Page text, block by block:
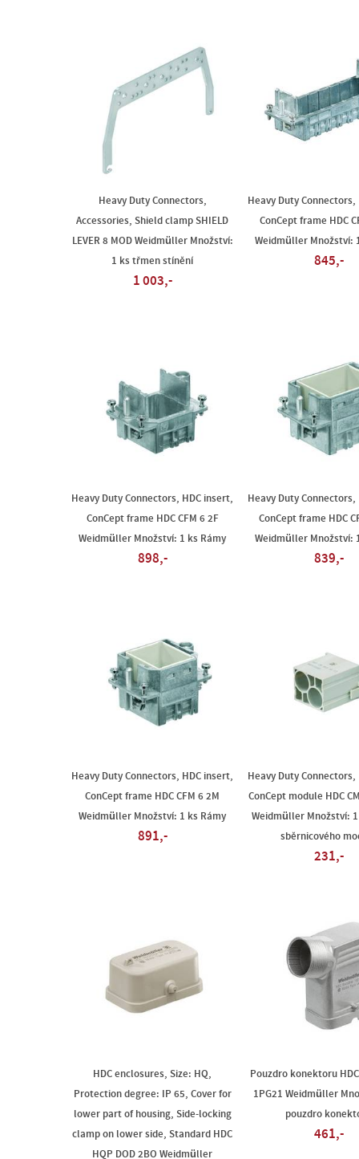
Heavy Duty Connectors,
Accessories, Shield clamp SHIELD
LEVER 8 MOD Weidmüller Množství:
1 ks třmen stínění
1 003,-
Heavy Duty Connectors,
ConCept frame HDC
Weidmüller Množství:
845,-
Heavy Duty Connectors, HDC insert,
ConCept frame HDC CFM 6 2F
Weidmüller Množství: 1 ks Rámy
898,-
Heavy Duty Connectors,
ConCept frame HDC
Weidmüller Množství:
839,-
Heavy Duty Connectors, HDC insert,
ConCept frame HDC CFM 6 2M
Weidmüller Množství: 1 ks Rámy
891,-
Heavy Duty Connectors,
ConCept module HDC
Weidmüller Množství:
sběrnicového
231,-
HDC enclosures, Size: HQ,
Protection degree: IP 65, Cover for
lower part of housing, Side-locking
clamp on lower side, Standard HDC
HQP DOD 2BO Weidmüller
Pouzdro konektoru HDC
1PG21 Weidmüller
pouzdro
461,-